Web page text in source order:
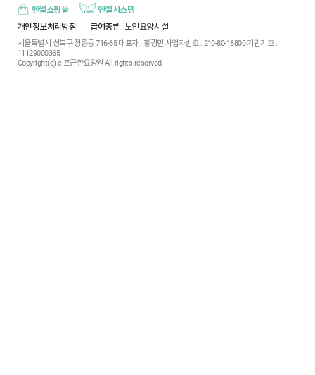
엔젤쇼핑몰
엔젤시스템
개인정보처리방침
급여종류 : 노인요양시설
서울특별시 성북구 정릉동 716-65 대표자 : 황광민 사업자번호 : 210-80-16800 기관기호 :
11129000365
Copyright(c) e-포근한요양원 All rights reserved.